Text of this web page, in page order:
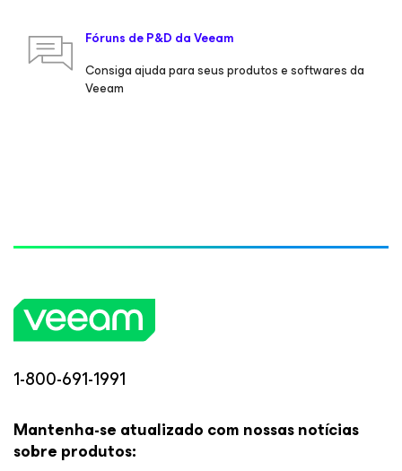
Fóruns de P&D da Veeam
Consiga ajuda para seus produtos e softwares da
Veeam
1-800-691-1991
Mantenha-se atualizado com nossas notícias
sobre produtos: